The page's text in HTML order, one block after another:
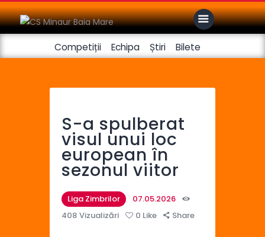
Competiții Echipa Știri Bilete
Fotbal
S-a spulberat
visul unui loc
european în
sezonul viitor
Liga Zimbrilor
07.05.2026
408 Vizualizări 0 Like Share